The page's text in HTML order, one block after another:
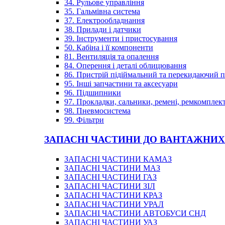
34. Рульове управління
35. Гальмівна система
37. Електрообладнання
38. Прилади і датчики
39. Інструменти і пристосування
50. Кабіна і її компоненти
81. Вентиляція та опалення
84. Оперення і деталі облицювання
86. Пристрій підіймальний та перекидаючий
95. Інші запчастини та аксесуари
96. Підшипники
97. Прокладки, сальники, ремені,
98. Пневмосистема
99. Фільтри
ЗАПАСНІ ЧАСТИНИ ДО
ЗАПАСНІ ЧАСТИНИ КАМАЗ
ЗАПАСНІ ЧАСТИНИ МАЗ
ЗАПАСНІ ЧАСТИНИ ГАЗ
ЗАПАСНІ ЧАСТИНИ ЗІЛ
ЗАПАСНІ ЧАСТИНИ КРАЗ
ЗАПАСНІ ЧАСТИНИ УРАЛ
ЗАПАСНІ ЧАСТИНИ АВТОБУСИ СНД
ЗАПАСНІ ЧАСТИНИ УАЗ